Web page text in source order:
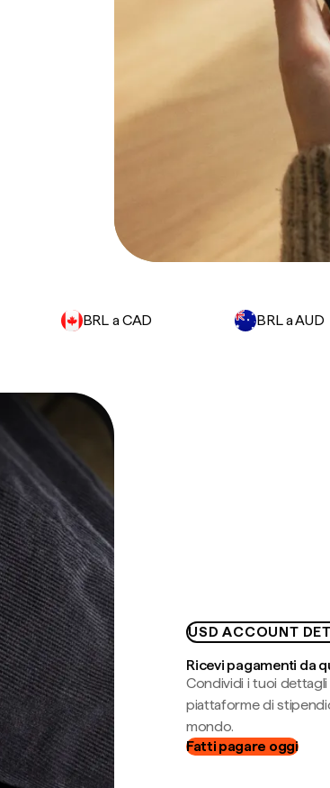
BRL a CAD BRL a AUD
USD ACCOUNT
Ricevi pagamenti da
Condividi i tuoi dettagli
piattaforme di
mondo.
Fatti pagare oggi